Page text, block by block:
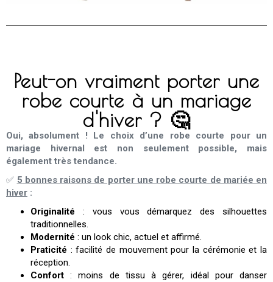
Peut-on vraiment porter une
robe courte à un mariage
d'hiver ? 🤔
Oui, absolument ! Le choix d’une robe courte pour un
mariage hivernal est non seulement possible, mais
également très tendance.
✅ 5 bonnes raisons de porter une robe courte de mariée en
hiver :
Originalité : vous vous démarquez des silhouettes
traditionnelles.
Modernité : un look chic, actuel et affirmé.
Praticité : facilité de mouvement pour la cérémonie et la
réception.
Confort : moins de tissu à gérer, idéal pour danser